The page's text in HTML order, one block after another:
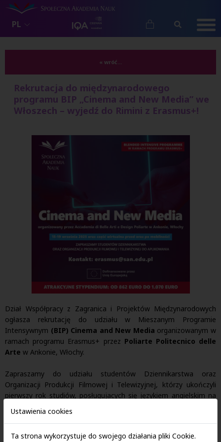
PL
« wróć...
Rekrutacja do międzynarodowego
programu BIP „Cinema and New Media” we
Włoszech – wyjedź do Rimini z Erasmus+!
Dział Współpracy z Zagranica i Projektów Międzynarodowych
ogłasza rekrutację do udziału w Mieszanym Programie
Intensywnym (BIP) Cinema and New Media organizowanym w
ramach programu Erasmus+ przez Poliarte Politecnico delle
Arte w Ankonie, Włochy.
Zapraszamy do udziału studentów Dziennikarstwa oraz
Organizacji Produkcji Filmowej i Telewizyjnej, którzy ukończyli
pierwszy rok studiów, posługujacych się językiem angielskim na
poziomie minimum B2. BIP składa się z mobilności fizycznej w
terminie15-19 września 2025 r.
Ustawienia cookies
Ta strona wykorzystuje do swojego działania pliki Cookie.